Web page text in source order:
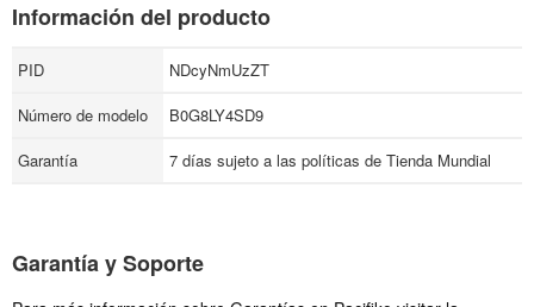
Información del producto
PID
NDcyNmUzZT
Número de modelo
B0G8LY4SD9
Garantía
7 días sujeto a las políticas de Tienda Mundial
Garantía y Soporte